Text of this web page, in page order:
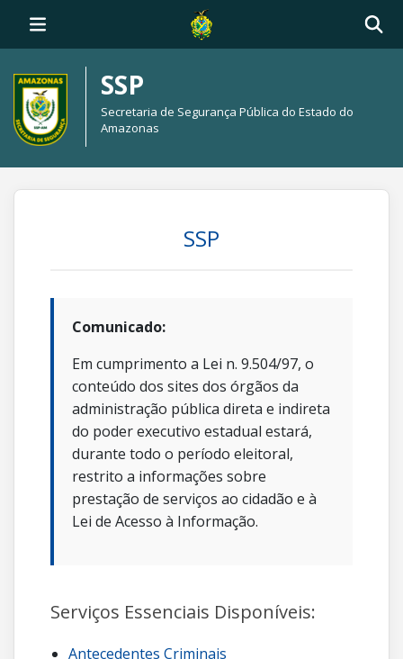
SSP
Secretaria de Segurança Pública do Estado do
Amazonas
SSP
Comunicado:
Em cumprimento a Lei n. 9.504/97, o
conteúdo dos sites dos órgãos da
administração pública direta e indireta
do poder executivo estadual estará,
durante todo o período eleitoral,
restrito a informações sobre
prestação de serviços ao cidadão e à
Lei de Acesso à Informação.
Serviços Essenciais Disponíveis:
Antecedentes Criminais